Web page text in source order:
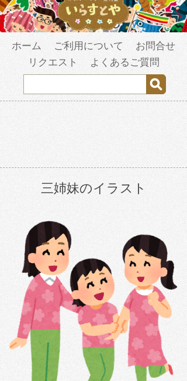
ホーム ご利用について
お問合せ
リクエスト
よくあるご質問
三姉妹のイラスト